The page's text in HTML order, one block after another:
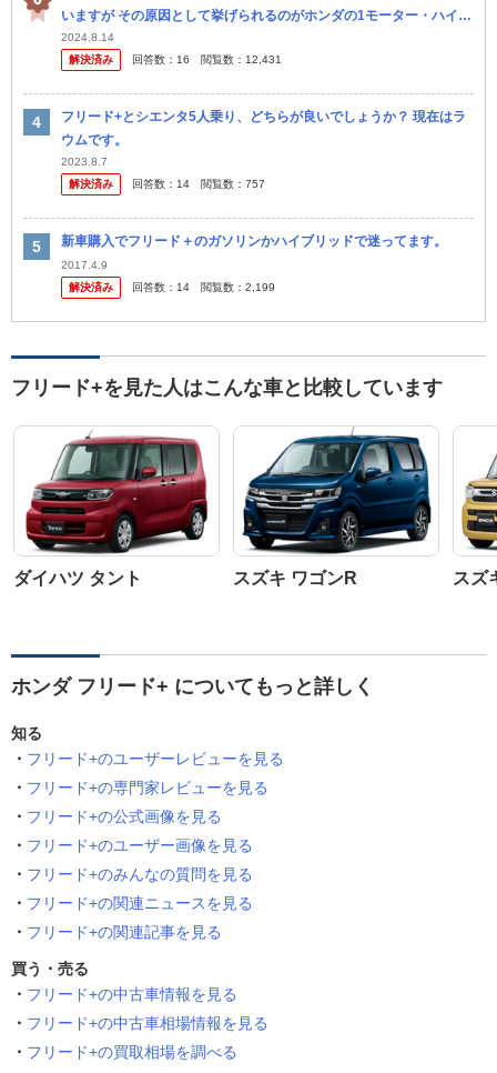
いますが その原因として挙げられるのがホンダの1モーター・ハイブ
リッドシステム「i-DCD」を搭載するモデルらしく、i-DCDを搭載...
2024.8.14
解決済み
回答数： 16 閲覧数： 12,431
フリード+とシエンタ5人乗り、どちらが良いでしょうか？ 現在はラ
ウムです。
2023.8.7
解決済み
回答数： 14 閲覧数： 757
新車購入でフリード＋のガソリンかハイブリッドで迷ってます。
2017.4.9
解決済み
回答数： 14 閲覧数： 2,199
フリード+を見た人はこんな車と比較しています
ダイハツ タント スズキ ワゴンR スズ
ホンダ フリード+ についてもっと詳しく
知る
フリード+のユーザーレビューを見る
フリード+の専門家レビューを見る
フリード+の公式画像を見る
フリード+のユーザー画像を見る
フリード+のみんなの質問を見る
フリード+の関連ニュースを見る
フリード+の関連記事を見る
買う・売る
フリード+の中古車情報を見る
フリード+の中古車相場情報を見る
フリード+の買取相場を調べる